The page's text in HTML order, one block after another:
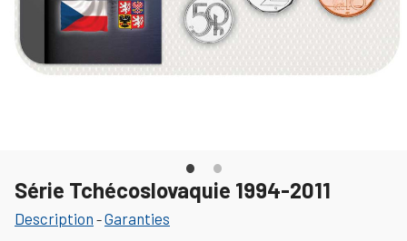
Série Tchécoslovaquie 1994-2011
Description -Garanties